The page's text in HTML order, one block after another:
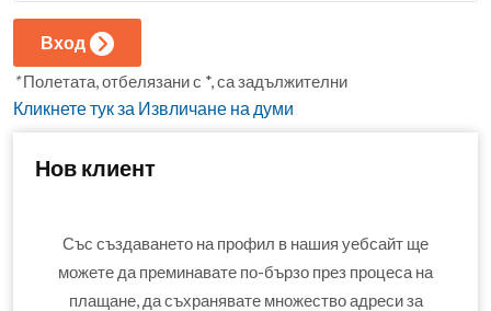
Вход
*Полетата, отбелязани с *, са задължителни
Кликнете тук за Извличане на думи
Нов клиент
Със създаването на профил в нашия уебсайт ще
можете да преминавате по-бързо през процеса на
плащане, да съхранявате множество адреси за